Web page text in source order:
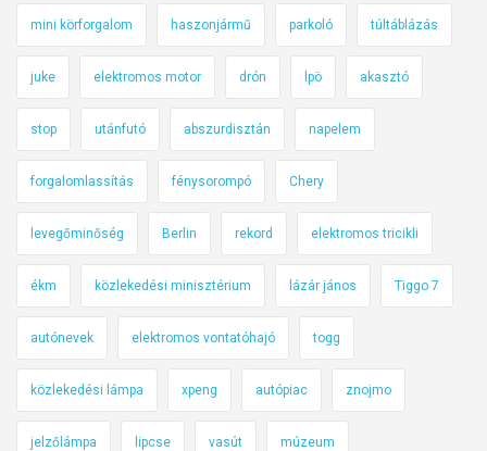
mini körforgalom haszonjármű parkoló túltáblázás
juke elektromos motor drón lpö akasztó
stop utánfutó abszurdisztán napelem
forgalomlassítás fénysorompó Chery
levegőminőség Berlin rekord elektromos tricikli
ékm közlekedési minisztérium lázár jános Tiggo 7
autónevek elektromos vontatóhajó togg
közlekedési lámpa xpeng autópiac znojmo
jelzőlámpa lipcse vasút múzeum